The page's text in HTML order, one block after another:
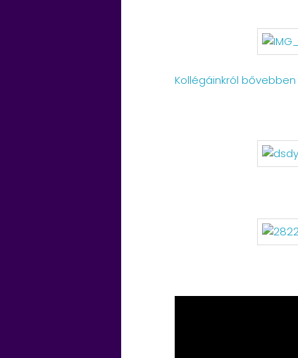
Kollégáinkról bővebben